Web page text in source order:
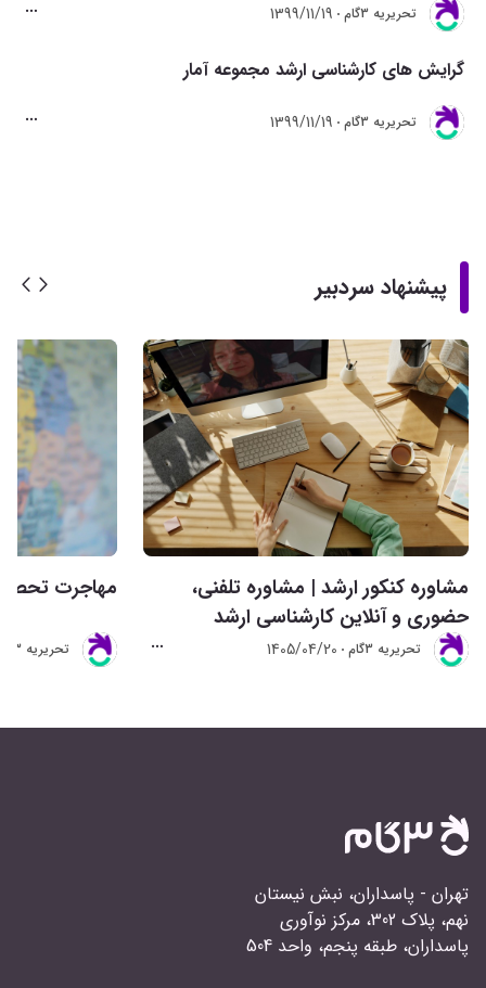
تحريريه 3گام 1399/11/19
گرایش های کارشناسی ارشد مجموعه آمار
تحريريه 3گام 1399/11/19
پیشنهاد سردبیر
مشاوره کنکور ارشد | مشاوره تلفنی،
حضوری و آنلاین کارشناسی ارشد
تحريريه 3گام 1405/04/20
مهاجرت
تحريريه 3گام
تهران - پاسداران، نبش نیستان
نهم، پلاک 302، مرکز نوآوری
پاسداران، طبقه پنجم، واحد 504